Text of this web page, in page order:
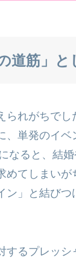
道筋」と
られがちで
単発のイベ
なると、結
てしまい
ン」と結び
るプレッ